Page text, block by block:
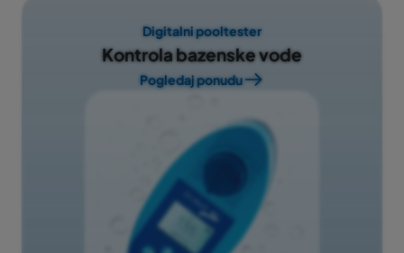
Digitalni pooltester
Kontrola bazenske vode
Pogledaj ponudu